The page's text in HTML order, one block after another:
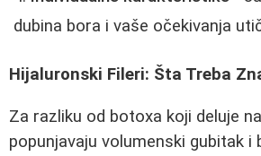
dubina bora i vaše očekivanja
Hijaluronski Fileri: Šta Treba
Za razliku od botoxa koji deluje
popunjavaju volumenski gubitak i